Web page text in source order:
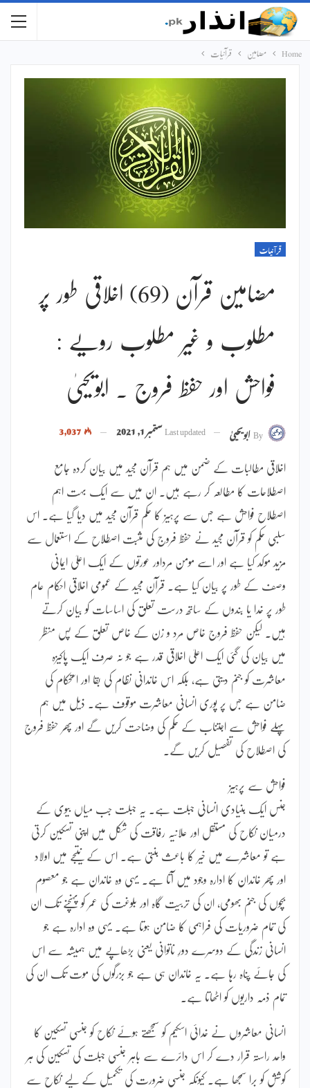
Home مضامین قرآنیات
قرآنیات
مضامین قرآن (69) اخلاقی طور پر
مطلوب و غیر مطلوب رویے :
فواحش اور حفظ فروج ۔ ابویحییٰ
Byابویحییٰ Last updatedستمبر 1, 2021
اخلاقی مطالبات کے ضمن میں ہم قرآن مجید میں بیان کردہ جامع
اصطلاحات کا مطالعہ کر رہے ہیں۔ ان میں سے ایک بہت اہم
اصطلاح فواحش ہے جس سے پرہیز کا حکم قرآن مجید میں دیا گیا ہے۔ اس
سلبی حکم کو قرآن مجید نے حفظ فروج کی مثبت اصطلاح کے استعمال سے
مزید موکد کیا ہے اور اسے مومن مرداور عورتوں کے ایک اعلیٰ ایمانی
وصف کے طور پر بیان کیا ہے۔ قرآن مجید کے عمومی اخلاقی احکام عام
طور پر خدا یا بندوں کے ساتھ درست تعلق کی اساسات کو بیان کرتے
ہیں۔ لیکن حفظ فروج خاص مرد و زن کے خاص تعلق کے پس منظر
میں بیان کی گئی ایک اعلیٰ اخلاقی قدر ہے جو نہ صرف ایک پاکیزہ
معاشرت کو جنم دیتی ہے، بلکہ اس خاندانی نظام کی بقا اور استحکام کی
ضامن ہے جس پر پوری انسانی معاشرت موقوف ہے۔ ذیل میں ہم
پہلے فواحش سے اجتناب کے حکم کی وضاحت کریں گے اور پھر حفظ فروج
کی اصطلاح کی تفصیل کریں گے۔
فواحش سے پرہیز
جنس ایک بنیادی انسانی جبلت ہے۔ یہ جبلت جب میاں بیوی کے
درمیان نکاح کی مستقل اور علانیہ رفاقت کی شکل میں اپنی تسکین کرتی
ہے تو معاشرے میں خیر کا باعث بنتی ہے۔ اس کے نتیجے میں اولاد
اور پھر خاندان کا ادارہ وجود میں آتا ہے۔ یہی وہ خاندان ہے جو معصوم
بچوں کی جنم بھومی، ان کی تربیت گاہ اور بلوغت کی عمر کو پہنچنے تک ان
کی تمام ضروریات کی فراہمی کا ضامن ہوتا ہے۔ یہی وہ ادارہ ہے جو
انسانی زندگی کے دوسرے دورِ ناتوانی یعنی بڑھاپے میں ہمیشہ سے اس
کی جائے پناہ رہا ہے۔ یہ خاندان ہی ہے جو بزرگوں کی موت تک ان کی
تمام ذمہ داریوں کو اٹھاتا ہے۔
انسانی معاشروں نے خدائی اسکیم کو سمجھتے ہوئے نکاح کو جنسی تسکین کا
واحد راستہ قرار دے کر اس دائرے سے باہر جنسی جبلت کی تسکین کی ہر
کوشش کو برا سمجھا ہے۔ کیونکہ جنسی ضرورت کی تکمیل کے لیے نکاح سے